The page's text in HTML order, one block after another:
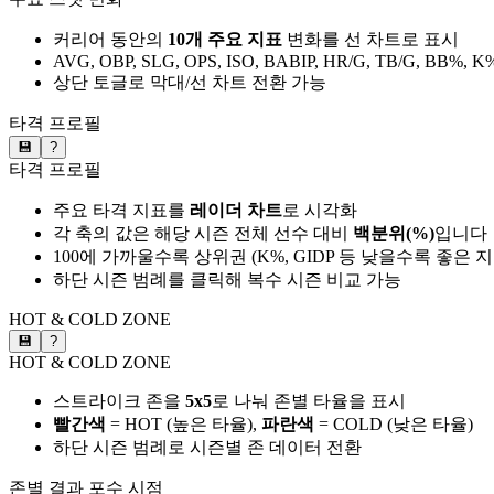
커리어 동안의 10개 주요 지표 변화를 선 차트로 표시
AVG, OBP, SLG, OPS, ISO, BABIP, HR/G, TB/G, BB%,
상단 토글로 막대/선 차트 전환 가능
타격 프로필
💾 ?
타격 프로필
주요 타격 지표를 레이더 차트로 시각화
각 축의 값은 해당 시즌 전체 선수 대비 백분위(%)입니다
100에 가까울수록 상위권 (K%, GIDP 등 낮을수록 좋은
하단 시즌 범례를 클릭해 복수 시즌 비교 가능
HOT & COLD ZONE
💾 ?
HOT & COLD ZONE
스트라이크 존을 5x5로 나눠 존별 타율을 표시
빨간색 = HOT (높은 타율), 파란색 = COLD (낮은 타율)
하단 시즌 범례로 시즌별 존 데이터 전환
존별 결과 포수 시점